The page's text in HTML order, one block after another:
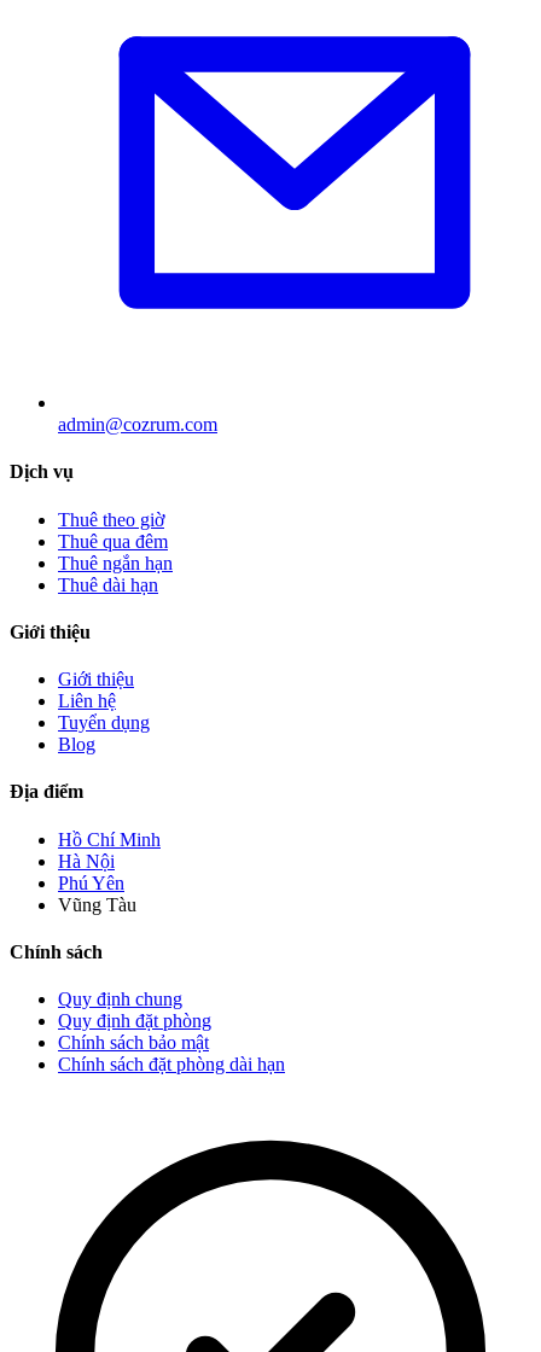
admin@cozrum.com
Dịch vụ
Thuê theo giờ
Thuê qua đêm
Thuê ngắn hạn
Thuê dài hạn
Giới thiệu
Giới thiệu
Liên hệ
Tuyển dụng
Blog
Địa điểm
Hồ Chí Minh
Hà Nội
Phú Yên
Vũng Tàu
Chính sách
Quy định chung
Quy định đặt phòng
Chính sách bảo mật
Chính sách đặt phòng dài hạn